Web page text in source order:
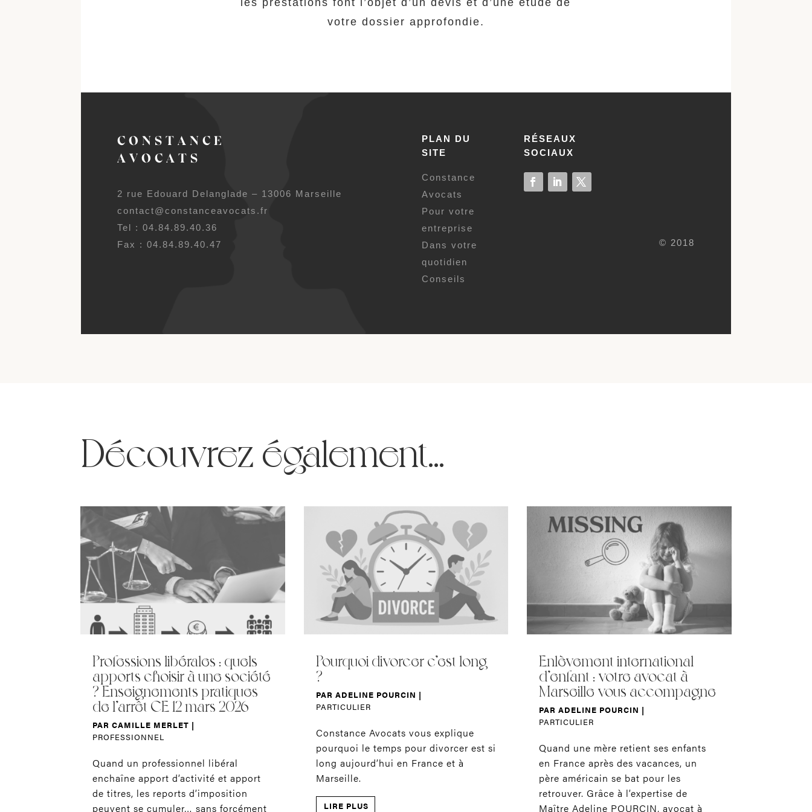
les prestations font l’objet d’un devis et d’une étude de
votre dossier approfondie.
CONSTANCE
AVOCATS
2 rue Edouard Delanglade – 13006 Marseille
contact@constanceavocats.fr
Tel : 04.84.89.40.36
Fax : 04.84.89.40.47
PLAN DU
SITE
Constance
Avocats
Pour votre
entreprise
Dans votre
quotidien
Conseils
RÉSEAUX
SOCIAUX
© 2018
Découvrez également…
Professions libérales : quels
apports choisir à une société
? Enseignements pratiques
de l’arrêt CE 12 mars 2026
PARCAMILLE MERLET |
PROFESSIONNEL
Quand un professionnel libéral
enchaîne apport d’activité et apport
de titres, les reports d’imposition
peuvent se cumuler… sans forcément
Pourquoi divorcer c’est long
?
PAR ADELINE POURCIN |
PARTICULIER
Constance Avocats vous explique
pourquoi le temps pour divorcer est si
long aujourd’hui en France et à
Marseille.
LIRE PLUS
Enlèvement international
d’enfant : votre avocat à
Marseille vous accompagne
PAR ADELINE POURCIN |
PARTICULIER
Quand une mère retient ses enfants
en France après des vacances, un
père américain se bat pour les
retrouver. Grâce à l’expertise de
Maître Adeline POURCIN, avocat à